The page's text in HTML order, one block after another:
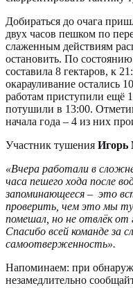
Добираться до очага
двух часов пешком по
слаженным действиям
остановить. По
составила 8 гектаров, к
окарауливание остались
работам приступили ещё
потушили в 13:00.
начала года – 4 из них
Участник тушения Игорь
«Вчера работали в
часа пешего хода после
запоминающееся – это
проверить, чем это мы
помешал, но не отвлёк от
Спасибо всей команде за
самоотверженность».
Напоминаем: при
незамедлительно